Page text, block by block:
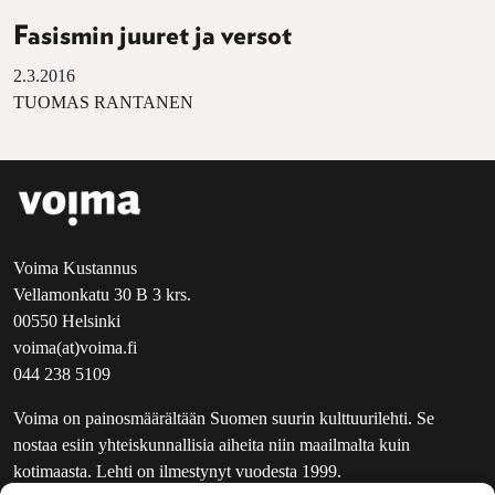
Fasismin juuret ja versot
2.3.2016
TUOMAS RANTANEN
Voima Kustannus
Vellamonkatu 30 B 3 krs.
00550 Helsinki
voima(at)voima.fi
044 238 5109
Voima on painosmäärältään Suomen suurin kulttuurilehti. Se
nostaa esiin yhteiskunnallisia aiheita niin maailmalta kuin
kotimaasta. Lehti on ilmestynyt vuodesta 1999.